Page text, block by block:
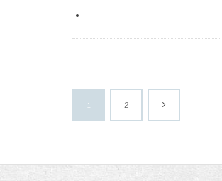
1 2